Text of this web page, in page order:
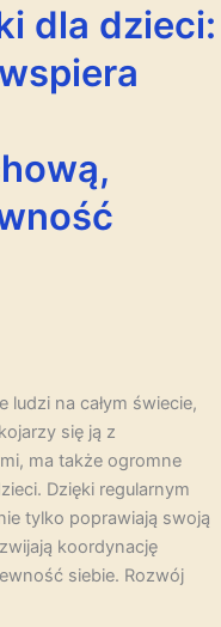
dla dzieci:
na całym świecie,
się ją z
ma także ogromne
Dzięki regularnym
tylko poprawiają swoją
koordynację
siebie. Rozwój